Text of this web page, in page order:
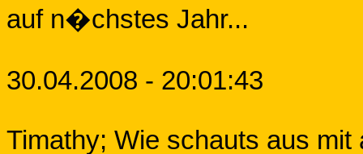
auf n�chstes Jahr...
30.04.2008 - 20:01:43
Timathy; Wie schauts aus mit